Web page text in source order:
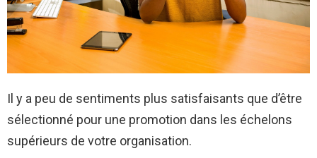
Il y a peu de sentiments plus satisfaisants que d’être
sélectionné pour une promotion dans les échelons
supérieurs de votre organisation.